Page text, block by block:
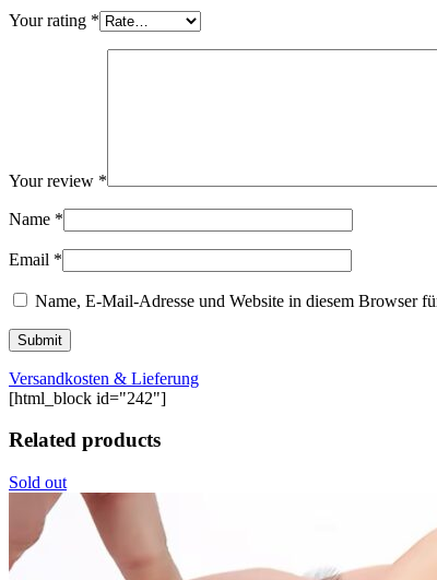
Your rating *
Your review *
Name *
Email *
Name, E-Mail-Adresse und Website in diesem Browser
Versandkosten & Lieferung
[html_block id="242"]
Related products
Sold out